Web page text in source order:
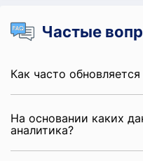
Частые
Как часто
На основании каких
аналитика?